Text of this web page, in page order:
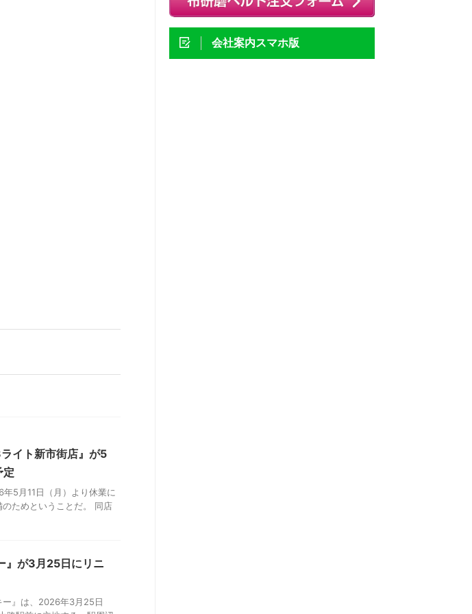
イト新市街店』が5
定
5月11日（月）より休業に
ためということだ。 同店
』が3月25日にリニ
ー』は、2026年3月25日
会社案内スマホ版